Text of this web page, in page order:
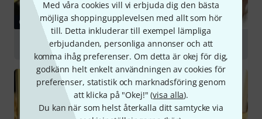
Med våra cookies vill vi erbjuda dig den bästa
möjliga shoppingupplevelsen med allt som hör
till. Detta inkluderar till exempel lämpliga
erbjudanden, personliga annonser och att
komma ihåg preferenser. Om detta är okej för dig,
godkänn helt enkelt användningen av cookies för
preferenser, statistik och marknadsföring genom
att klicka på "Okej!" (visa alla).
Du kan när som helst återkalla ditt samtycke via
GUIDE
Trombones